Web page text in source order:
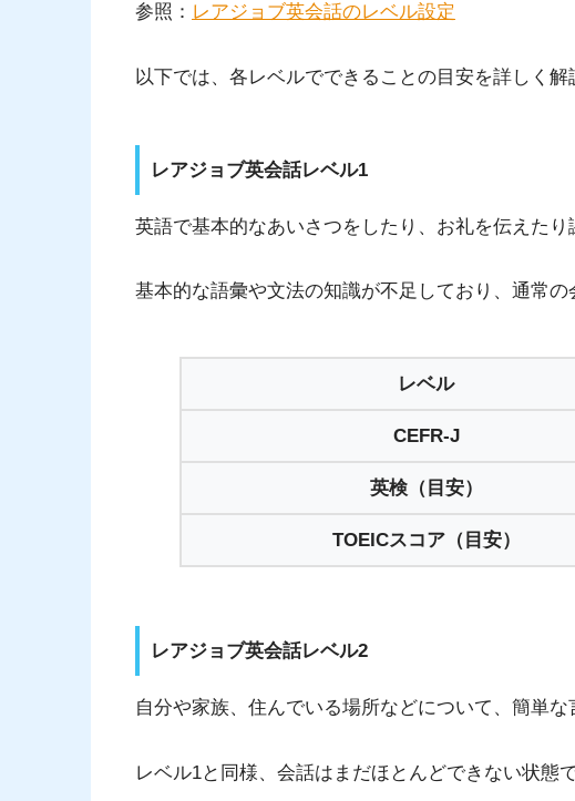
参照： レアジョブ英会話のレベル設定
以下では、各レベルでできることの目安を詳しく解
レアジョブ英会話レベル1
英語で基本的なあいさつをしたり、お礼を伝えたり
基本的な語彙や文法の知識が不足しており、通常の
レベル
CEFR-J
英検（目安）
TOEICスコア（目安）
レアジョブ英会話レベル2
自分や家族、住んでいる場所などについて、簡単な
レベル1と同様、会話はまだほとんどできない状態